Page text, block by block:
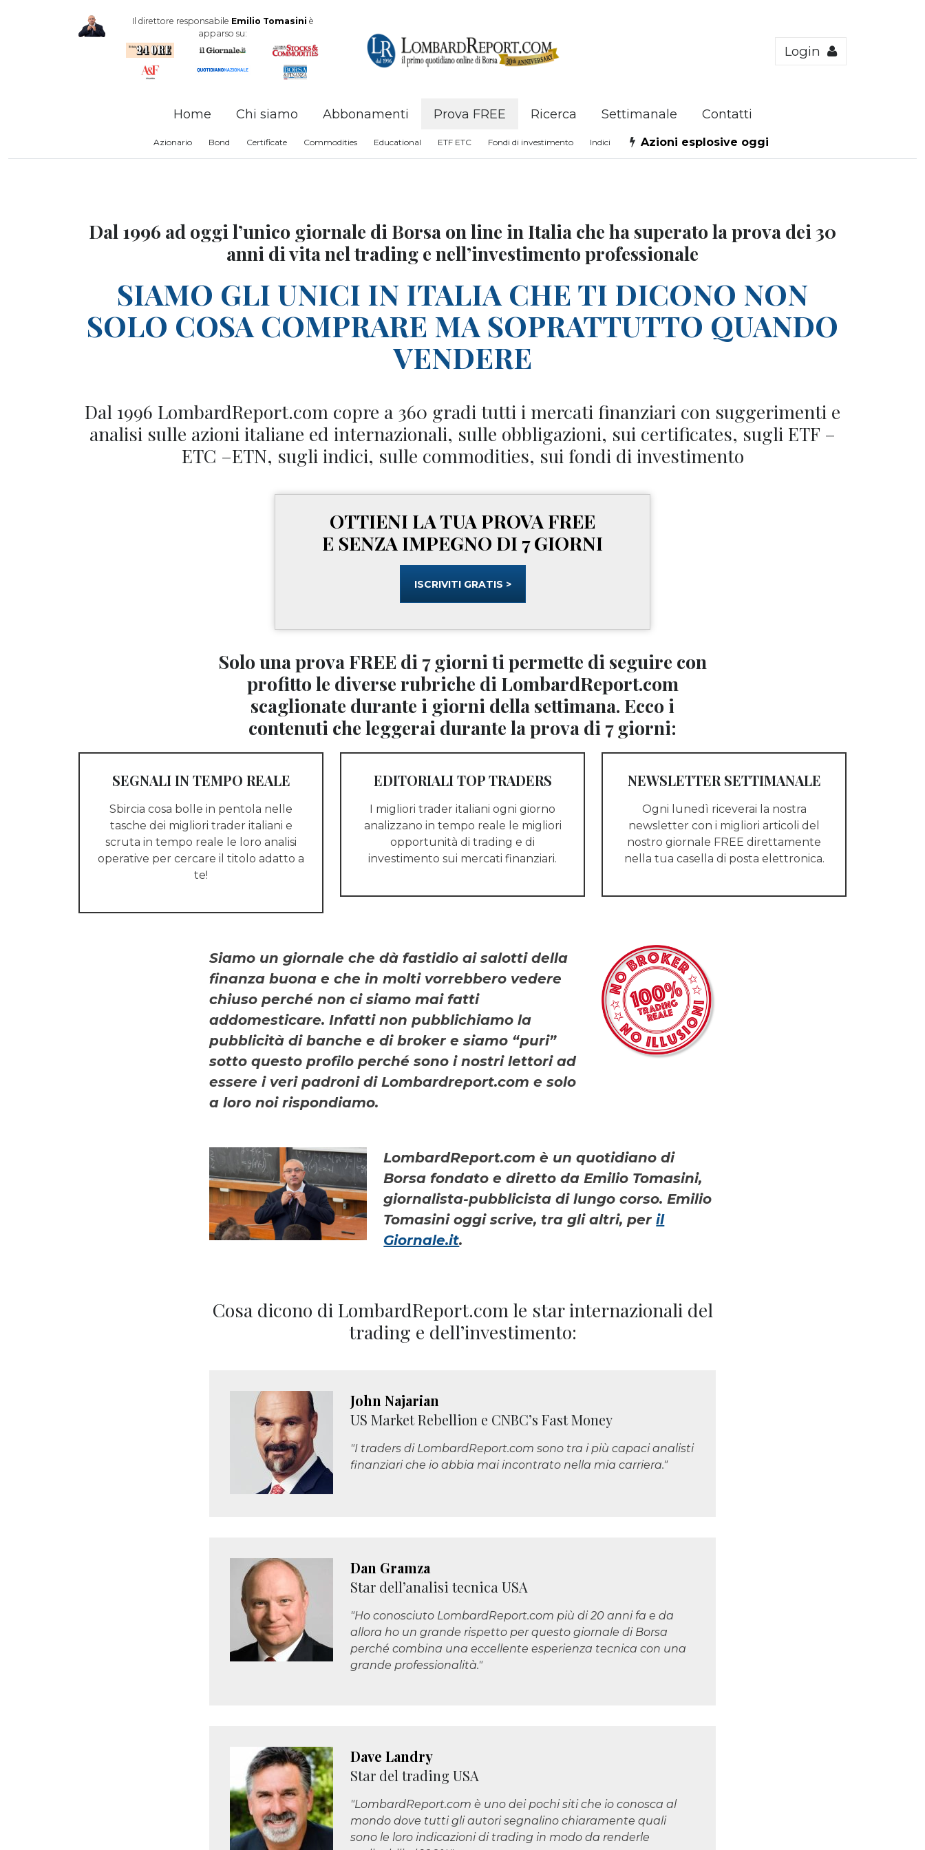
Il direttore responsabile Emilio Tomasini è
apparso su:
Login
Home Chi siamo Abbonamenti Prova FREE Ricerca Settimanale Contatti
Azionario Bond Certificate Commodities Educational ETF ETC Fondi di investimento Indici Azioni esplosive oggi
Dal 1996 ad oggi l’unico giornale di Borsa on line in Italia che ha superato la prova dei 30
anni di vita nel trading e nell’investimento professionale
SIAMO GLI UNICI IN ITALIA CHE TI DICONO NON
SOLO COSA COMPRARE MA SOPRATTUTTO QUANDO
VENDERE
Dal 1996 LombardReport.com copre a 360 gradi tutti i mercati finanziari con suggerimenti e
analisi sulle azioni italiane ed internazionali, sulle obbligazioni, sui certificates, sugli ETF –
ETC –ETN, sugli indici, sulle commodities, sui fondi di investimento
OTTIENI LA TUA PROVA FREE
E SENZA IMPEGNO DI 7 GIORNI
ISCRIVITI GRATIS >
Solo una prova FREE di 7 giorni ti permette di seguire con
profitto le diverse rubriche di LombardReport.com
scaglionate durante i giorni della settimana. Ecco i
contenuti che leggerai durante la prova di 7 giorni:
SEGNALI IN TEMPO REALE
Sbircia cosa bolle in pentola nelle
tasche dei migliori trader italiani e
scruta in tempo reale le loro analisi
operative per cercare il titolo adatto a
te!
EDITORIALI TOP TRADERS
I migliori trader italiani ogni giorno
analizzano in tempo reale le migliori
opportunità di trading e di
investimento sui mercati finanziari.
NEWSLETTER SETTIMANALE
Ogni lunedì riceverai la nostra
newsletter con i migliori articoli del
nostro giornale FREE direttamente
nella tua casella di posta elettronica.
Siamo un giornale che dà fastidio ai salotti della
finanza buona e che in molti vorrebbero vedere
chiuso perché non ci siamo mai fatti
addomesticare. Infatti non pubblichiamo la
pubblicità di banche e di broker e siamo “puri”
sotto questo profilo perché sono i nostri lettori ad
essere i veri padroni di Lombardreport.com e solo
a loro noi rispondiamo.
LombardReport.com è un quotidiano di
Borsa fondato e diretto da Emilio Tomasini,
giornalista-pubblicista di lungo corso. Emilio
Tomasini oggi scrive, tra gli altri, peril
Giornale.it.
Cosa dicono di LombardReport.com le star internazionali del
trading e dell’investimento:
John Najarian
US Market Rebellion e CNBC’s Fast Money
"I traders di LombardReport.com sono tra i più capaci analisti
finanziari che io abbia mai incontrato nella mia carriera."
Dan Gramza
Star dell’analisi tecnica USA
"Ho conosciuto LombardReport.com più di 20 anni fa e da
allora ho un grande rispetto per questo giornale di Borsa
perché combina una eccellente esperienza tecnica con una
grande professionalità."
Dave Landry
Star del trading USA
"LombardReport.com è uno dei pochi siti che io conosca al
mondo dove tutti gli autori segnalino chiaramente quali
sono le loro indicazioni di trading in modo da renderle